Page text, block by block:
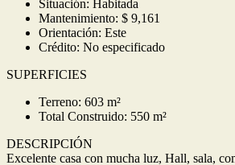
Situación: Habitada
Mantenimiento: $ 9,161
Orientación: Este
Crédito: No especificado
SUPERFICIES
Terreno: 603 m²
Total Construido: 550 m²
DESCRIPCIÓN
Excelente casa con mucha luz, Hall, sala,